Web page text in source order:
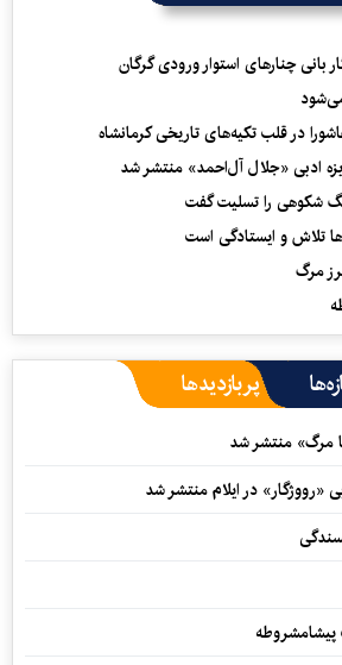
بانی چنارهای استوار ورودی گرگان
در قلب تکیه‌های تاریخی کرمانشاه
ادبی «جلال آل‌احمد» منتشر شد
شکوهی را تسلیت گفت
تلاش و ایستادگی است
مرگ
پربازدیدها
مرگ» منتشر شد
«رووژگار» در ایلام منتشر شد
پیشامشروطه